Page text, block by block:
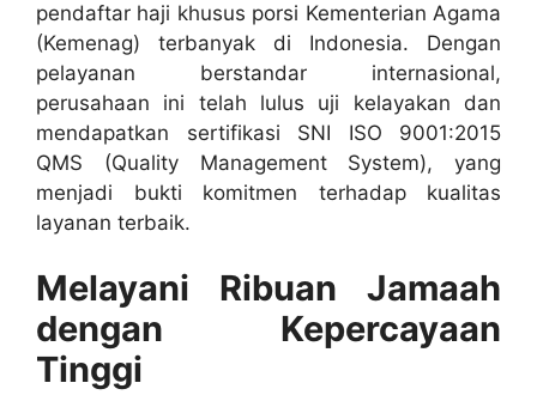
pendaftar haji khusus porsi Kementerian Agama
(Kemenag) terbanyak di Indonesia. Dengan
pelayanan berstandar internasional,
perusahaan ini telah lulus uji kelayakan dan
mendapatkan sertifikasi SNI ISO 9001:2015
QMS (Quality Management System), yang
menjadi bukti komitmen terhadap kualitas
layanan terbaik.
Melayani Ribuan Jamaah
dengan Kepercayaan
Tinggi